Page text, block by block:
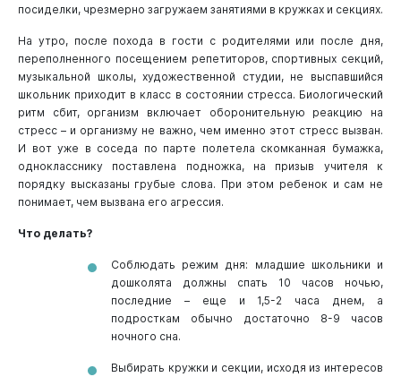
посиделки, чрезмерно загружаем занятиями в кружках и секциях.
На утро, после похода в гости с родителями или после дня,
переполненного посещением репетиторов, спортивных секций,
музыкальной школы, художественной студии, не выспавшийся
школьник приходит в класс в состоянии стресса. Биологический
ритм сбит, организм включает оборонительную реакцию на
стресс – и организму не важно, чем именно этот стресс вызван.
И вот уже в соседа по парте полетела скомканная бумажка,
однокласснику поставлена подножка, на призыв учителя к
порядку высказаны грубые слова. При этом ребенок и сам не
понимает, чем вызвана его агрессия.
Что делать?
Соблюдать режим дня: младшие школьники и
дошколята должны спать 10 часов ночью,
последние – еще и 1,5-2 часа днем, а
подросткам обычно достаточно 8-9 часов
ночного сна.
Выбирать кружки и секции, исходя из интересов